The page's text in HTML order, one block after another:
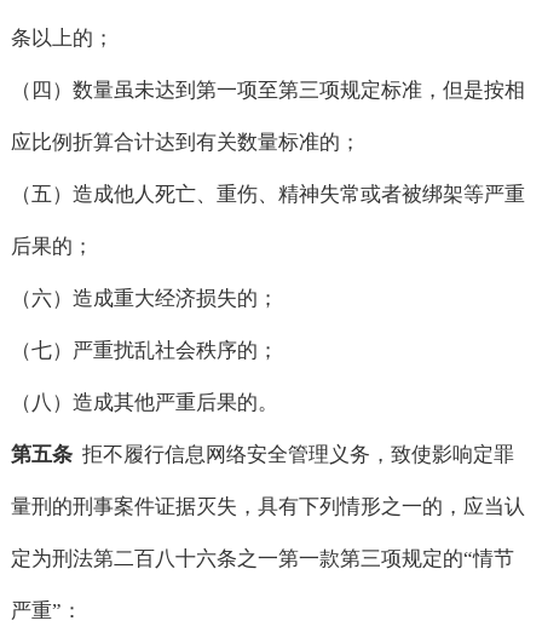
条以上的；
（四）数量虽未达到第一项至第三项规定标准，但是按相
应比例折算合计达到有关数量标准的；
（五）造成他人死亡、重伤、精神失常或者被绑架等严重
后果的；
（六）造成重大经济损失的；
（七）严重扰乱社会秩序的；
（八）造成其他严重后果的。
第五条 拒不履行信息网络安全管理义务，致使影响定罪
量刑的刑事案件证据灭失，具有下列情形之一的，应当认
定为刑法第二百八十六条之一第一款第三项规定的“情节
严重”：